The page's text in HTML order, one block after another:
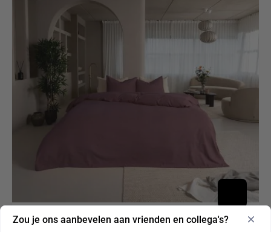
Kayori Atsui Dekbedovertrek Flanel
Zou je ons aanbevelen aan vrienden en collega's?